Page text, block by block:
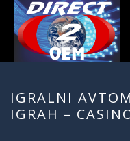
IGRALNI
IGRAH –